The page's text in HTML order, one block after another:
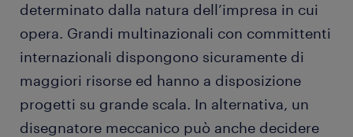
determinato dalla natura dell’impresa in cui
opera. Grandi multinazionali con committenti
internazionali dispongono sicuramente di
maggiori risorse ed hanno a disposizione
progetti su grande scala. In alternativa, un
disegnatore meccanico può anche decidere